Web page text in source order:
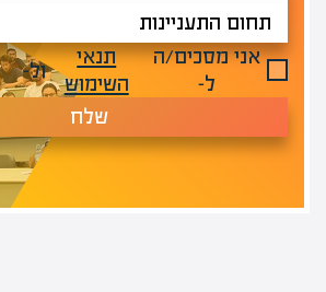
אני מסכים/ה
ל-
תנאי
השימוש
ול-
שלח